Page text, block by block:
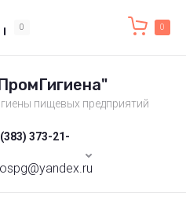
0 0
пищевых предприятий
373-21-